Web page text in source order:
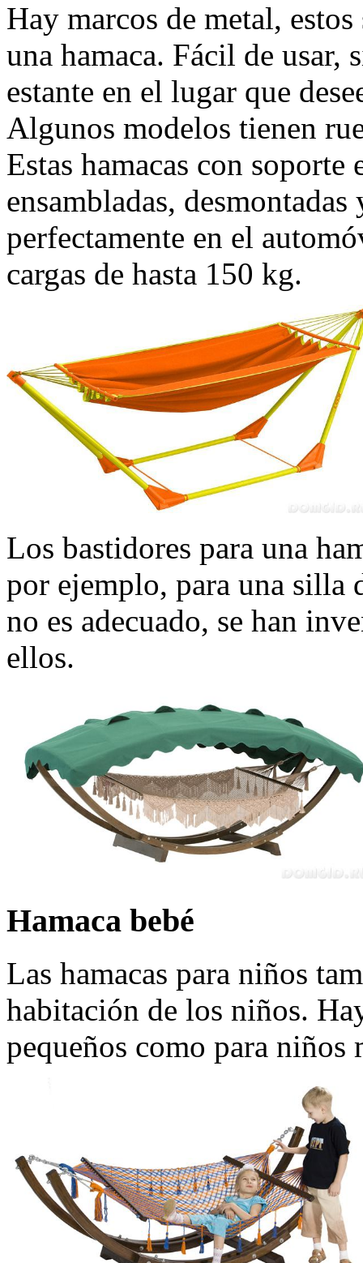
Hay marcos de metal,
una hamaca. Fácil de usar,
estante en el lugar que
Algunos modelos tienen
Estas hamacas con soporte
ensambladas,
perfectamente en el
cargas de hasta 150 kg.
Los bastidores para una
por ejemplo, para una silla
no es adecuado, se han
ellos.
Hamaca bebé
Las hamacas para niños
habitación de los niños.
pequeños como para niños